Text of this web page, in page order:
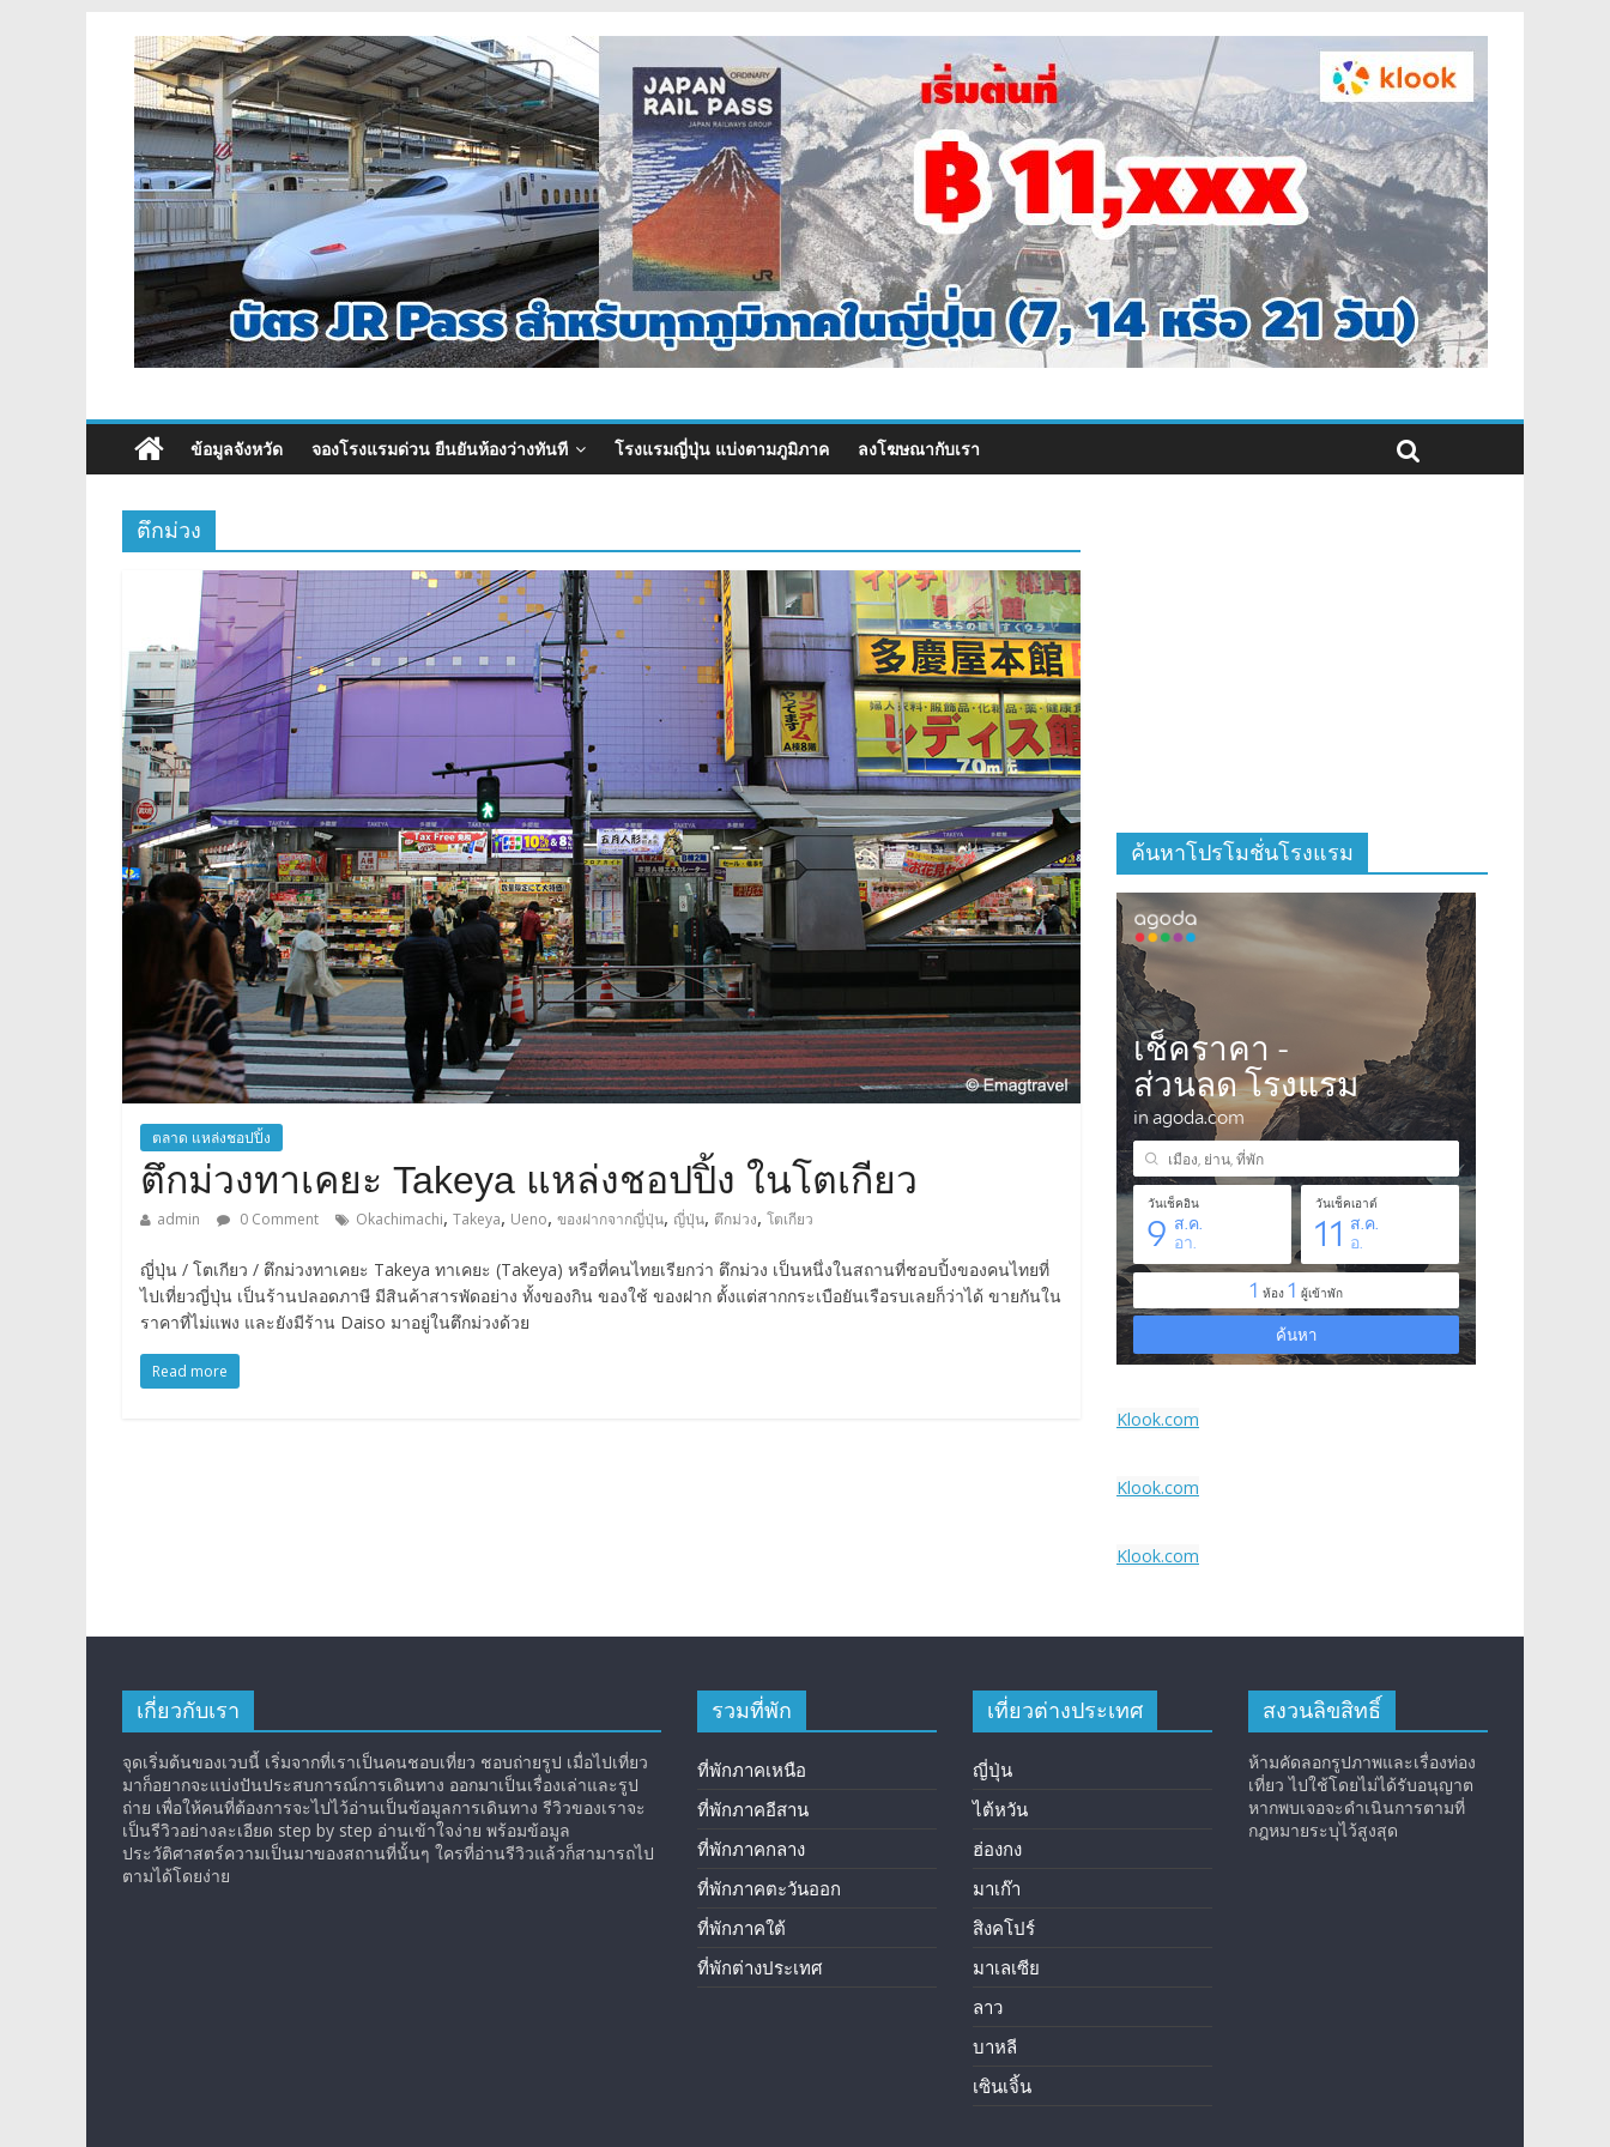
ข้อมูลจังหวัด จองโรงแรมด่วน ยืนยันห้องว่างทันที โรงแรมญี่ปุ่น แบ่งตามภูมิภาค ลงโฆษณากับเรา
ตึกม่วง
ตลาด แหล่งชอปปิ้ง
ตึกม่วงทาเคยะ Takeya แหล่งชอปปิ้ง ในโตเกียว
admin 0 Comment Okachimachi, Takeya, Ueno, ของฝากจากญี่ปุ่น, ญี่ปุ่น, ตึกม่วง, โตเกียว
ญี่ปุ่น / โตเกียว / ตึกม่วงทาเคยะ Takeya ทาเคยะ (Takeya) หรือที่คนไทยเรียกว่า ตึกม่วง เป็นหนึ่งในสถานที่ชอบปิ้งของคนไทยที่
ไปเที่ยวญี่ปุ่น เป็นร้านปลอดภาษี มีสินค้าสารพัดอย่าง ทั้งของกิน ของใช้ ของฝาก ตั้งแต่สากกระเบือยันเรือรบเลยก็ว่าได้ ขายกันใน
ราคาที่ไม่แพง และยังมีร้าน Daiso มาอยู่ในตึกม่วงด้วย
Read more
ค้นหาโปรโมชั่นโรงแรม
Klook.com
Klook.com
Klook.com
เกี่ยวกับเรา
จุดเริ่มต้นของเวบนี้ เริ่มจากที่เราเป็นคนชอบเที่ยว ชอบถ่ายรูป เมื่อไปเที่ยว
มาก็อยากจะแบ่งปันประสบการณ์การเดินทาง ออกมาเป็นเรื่องเล่าและรูป
ถ่าย เพื่อให้คนที่ต้องการจะไปไว้อ่านเป็นข้อมูลการเดินทาง รีวิวของเราจะ
เป็นรีวิวอย่างละเอียด step by step อ่านเข้าใจง่าย พร้อมข้อมูล
ประวัติศาสตร์ความเป็นมาของสถานที่นั้นๆ ใครที่อ่านรีวิวแล้วก็สามารถไป
ตามได้โดยง่าย
รวมที่พัก
ที่พักภาคเหนือ
ที่พักภาคอีสาน
ที่พักภาคกลาง
ที่พักภาคตะวันออก
ที่พักภาคใต้
ที่พักต่างประเทศ
เที่ยวต่างประเทศ
ญี่ปุ่น
ไต้หวัน
ฮ่องกง
มาเก๊า
สิงคโปร์
มาเลเซีย
ลาว
บาหลี
เซินเจิ้น
สงวนลิขสิทธิ์
ห้ามคัดลอกรูปภาพและเรื่องท่อง
เที่ยว ไปใช้โดยไม่ได้รับอนุญาต
หากพบเจอจะดำเนินการตามที่
กฎหมายระบุไว้สูงสุด